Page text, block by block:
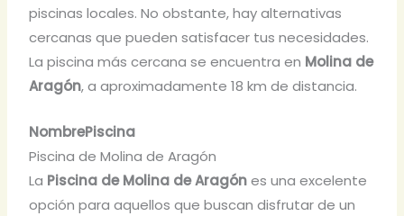
piscinas locales. No obstante, hay alternativas
cercanas que pueden satisfacer tus necesidades.
La piscina más cercana se encuentra en Molina de
Aragón, a aproximadamente 18 km de distancia.
NombrePiscina
Piscina de Molina de Aragón
La Piscina de Molina de Aragónes una excelente
opción para aquellos que buscan disfrutar de un